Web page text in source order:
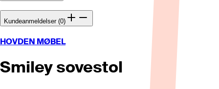
Kundeanmeldelser (0)
HOVDEN MØBEL
Smiley sovestol